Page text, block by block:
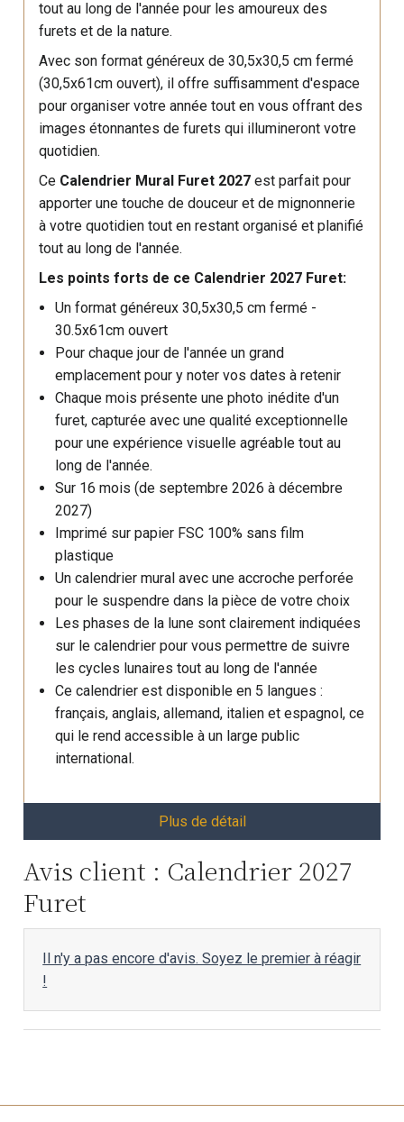
tout au long de l'année pour les amoureux des
furets et de la nature.
Avec son format généreux de 30,5x30,5 cm fermé
(30,5x61cm ouvert), il offre suffisamment d'espace
pour organiser votre année tout en vous offrant des
images étonnantes de furets qui illumineront votre
quotidien.
Ce Calendrier Mural Furet 2027 est parfait pour
apporter une touche de douceur et de mignonnerie
à votre quotidien tout en restant organisé et planifié
tout au long de l'année.
Les points forts de ce Calendrier 2027 Furet:
Un format généreux 30,5x30,5 cm fermé -
30.5x61cm ouvert
Pour chaque jour de l'année un grand
emplacement pour y noter vos dates à retenir
Chaque mois présente une photo inédite d'un
furet, capturée avec une qualité exceptionnelle
pour une expérience visuelle agréable tout au
long de l'année.
Sur 16 mois (de septembre 2026 à décembre
2027)
Imprimé sur papier FSC 100% sans film
plastique
Un calendrier mural avec une accroche perforée
pour le suspendre dans la pièce de votre choix
Les phases de la lune sont clairement indiquées
sur le calendrier pour vous permettre de suivre
les cycles lunaires tout au long de l'année
Ce calendrier est disponible en 5 langues :
français, anglais, allemand, italien et espagnol, ce
qui le rend accessible à un large public
international.
Plus de détail
Avis client : Calendrier 2027
Furet
Il n'y a pas encore d'avis. Soyez le premier à réagir
!